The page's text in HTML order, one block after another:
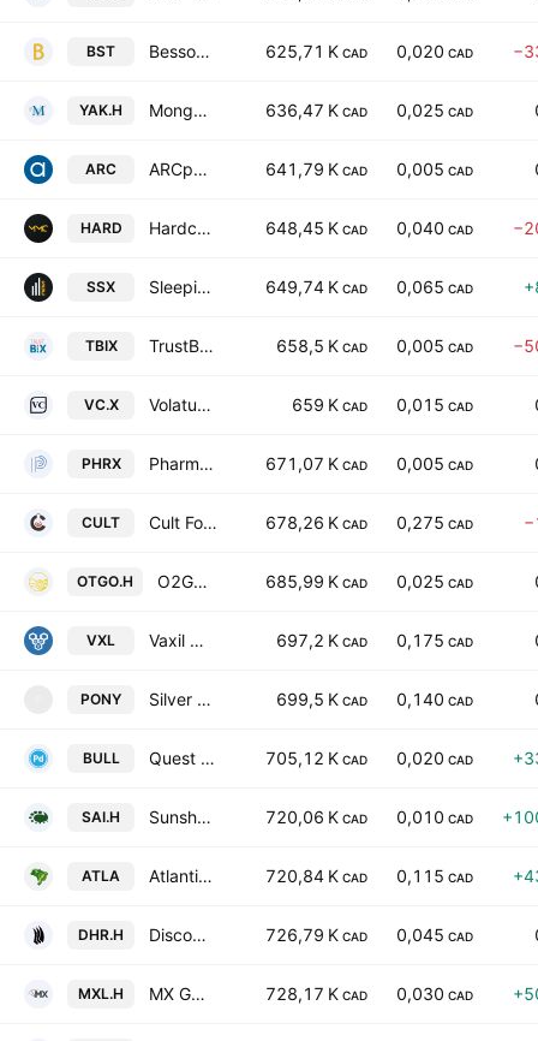
BST Bessor Minerals Inc. 625,71 K CAD 0,020 CAD
YAK.H Mongolia Growth Group Ltd. 636,47 K CAD 0,025 CAD
ARC ARCpoint Inc 641,79 K CAD 0,005 CAD
HARD Hardcore Discoveries Ltd. 648,45 K CAD 0,040 CAD
SSX Sleeping Giant Capital Corp. 649,74 K CAD 0,065 CAD
TBIX TrustBix, Inc. 658,5 K CAD 0,005 CAD
VC.X Volatus Capital Corp. 659 K CAD 0,015 CAD
PHRX Pharmadrug, Inc. 671,07 K CAD 0,005 CAD
CULT Cult Food Science Corp. 678,26 K CAD 0,275 CAD
OTGO.H O2Gold Inc 685,99 K CAD 0,025 CAD
VXL Vaxil Bio Ltd. 697,2 K CAD 0,175 CAD
PONY Silver Pony Resources Corp. 699,5 K CAD 0,140 CAD
BULL Quest Critical Metals Inc 705,12 K CAD 0,020 CAD
SAI.H Sunshine Agri-Tech Inc. 720,06 K CAD 0,010 CAD
ATLA Atlantico Energy Metals Corp 720,84 K CAD 0,115 CAD
DHR.H Discovery Harbour Resources Corp. 726,79 K CAD 0,045 CAD
MXL.H MX Gold Corp. 728,17 K CAD 0,030 CAD